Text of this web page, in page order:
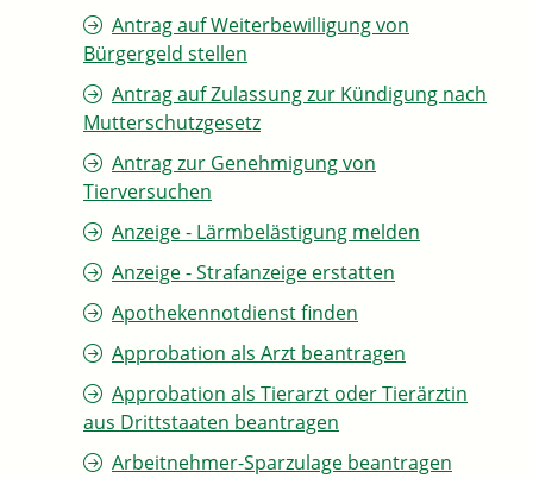
Antrag auf Weiterbewilligung von
Bürgergeld stellen
Antrag auf Zulassung zur Kündigung nach
Mutterschutzgesetz
Antrag zur Genehmigung von
Tierversuchen
Anzeige - Lärmbelästigung melden
Anzeige - Strafanzeige erstatten
Apothekennotdienst finden
Approbation als Arzt beantragen
Approbation als Tierarzt oder Tierärztin
aus Drittstaaten beantragen
Arbeitnehmer-Sparzulage beantragen